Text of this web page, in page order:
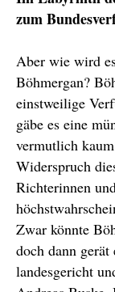
zum
Aber wie wird
Böhmergan?
einstweilige
gäbe es eine
vermutlich
Wider­spruch
Richterinnen
Zwar könnte
doch dann gerät
landesgericht